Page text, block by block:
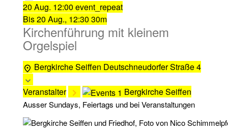
20 Aug. 12:00 event_repeat
Bis20 Aug., 12:30 30m
Kirchenführung mit kleinem
Orgelspiel
Bergkirche Seiffen Deutschneudorfer Straße 4
Veranstalter Bergkirche Seiffen
Ausser Sundays, Feiertags und bei Veranstaltungen